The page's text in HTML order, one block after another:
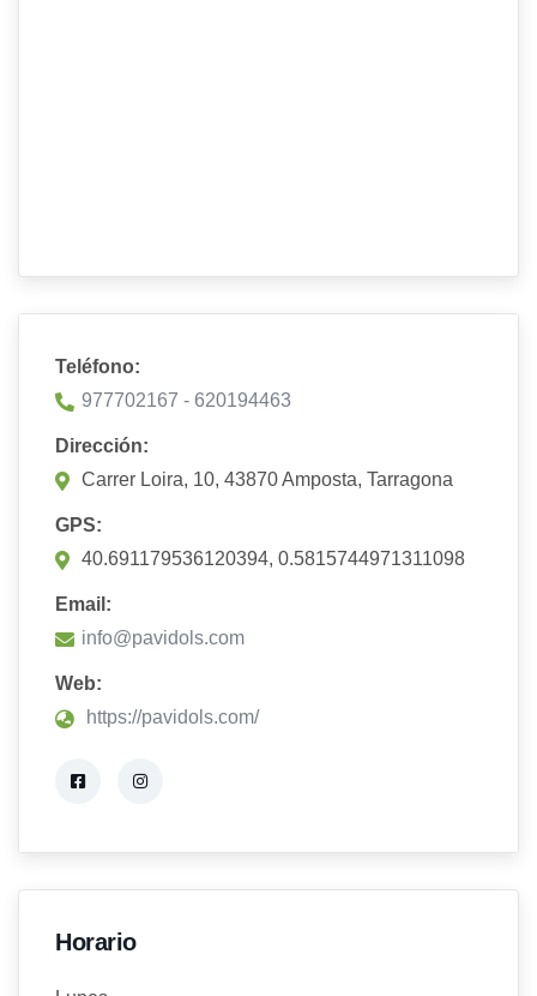
Teléfono:
977702167 - 620194463
Dirección:
Carrer Loira, 10, 43870 Amposta, Tarragona
GPS:
40.691179536120394, 0.5815744971311098
Email:
info@pavidols.com
Web:
https://pavidols.com/
Horario